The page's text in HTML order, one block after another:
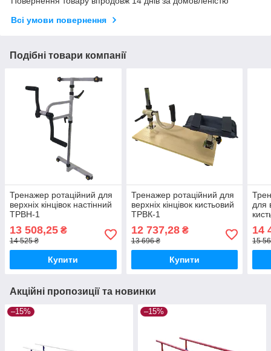
Всі умови повернення
Подібні товари компанії
Тренажер ротаційний для
верхніх кінцівок настінний
ТРВН-1
13 508,25 ₴
14 525 ₴
Купити
Тренажер ротаційний для
верхніх кінцівок кистьовий
ТРВК-1
12 737,28₴
13 696 ₴
Купити
для
14
15
Акційні пропозиції та новинки
–15% –15%